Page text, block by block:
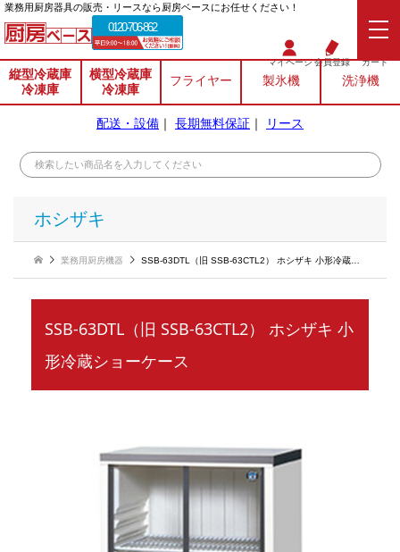
業務⽤厨房器具の販売・リースなら厨房ベースにお任せください！
0120-706-862
マイページ会員登録 カート
縦型冷蔵庫
冷凍庫
横型冷蔵庫
冷凍庫
フライヤー 製氷機 洗浄機
配送・設備 ｜ 長期無料保証 ｜ リース
ホシザキ
業務用厨房機器 SSB-63DTL（旧 SSB-63CTL2） ホシザキ 小形冷蔵ショーケース
SSB-63DTL（旧 SSB-63CTL2） ホシザキ 小
形冷蔵ショーケース